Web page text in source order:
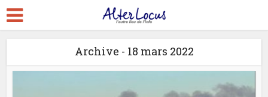
Archive - 18 mars 2022